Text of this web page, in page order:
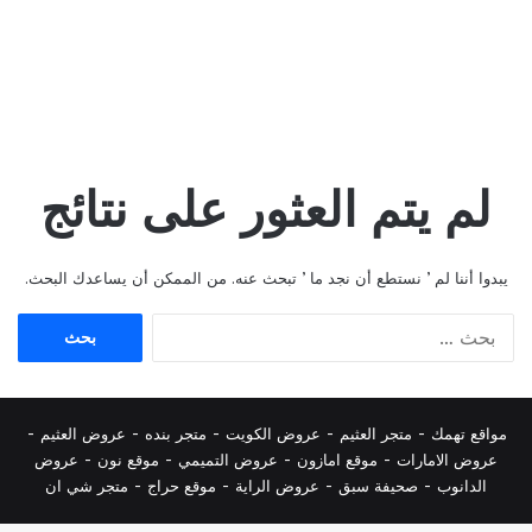
لم يتم العثور على نتائج
يبدوا أننا لم ’ نستطع أن نجد ما ’ تبحث عنه. من الممكن أن يساعدك البحث.
مواقع تهمك - متجر العثيم - عروض الكويت - متجر بنده - عروض العثيم -
عروض الامارات - موقع امازون - عروض التميمي - موقع نون - عروض
الدانوب - صحيفة سبق - عروض الراية - موقع حراج - متجر شي ان